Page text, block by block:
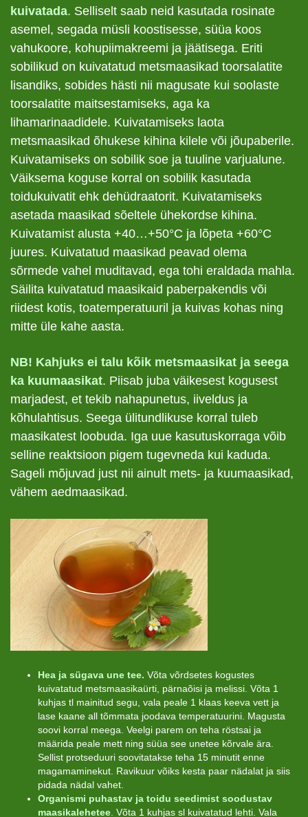
kuivatada. Selliselt saab neid kasutada rosinate
asemel, segada müsli koostisesse, süüa koos
vahukoore, kohupiimakreemi ja jäätisega. Eriti
sobilikud on kuivatatud metsmaasikad toorsalatite
lisandiks, sobides hästi nii magusate kui soolaste
toorsalatite maitsestamiseks, aga ka
lihamarinaadidele. Kuivatamiseks laota
metsmaasikad õhukese kihina kilele või jõupaberile.
Kuivatamiseks on sobilik soe ja tuuline varjualune.
Väiksema koguse korral on sobilik kasutada
toidukuivatit ehk dehüdraatorit. Kuivatamiseks
asetada maasikad sõeltele ühekordse kihina.
Kuivatamist alusta +40…+50°C ja lõpeta +60°C
juures. Kuivatatud maasikad peavad olema
sõrmede vahel muditavad, ega tohi eraldada mahla.
Säilita kuivatatud maasikaid paberpakendis või
riidest kotis, toatemperatuuril ja kuivas kohas ning
mitte üle kahe aasta.
NB! Kahjuks ei talu kõik metsmaasikat ja seega
ka kuumaasikat. Piisab juba väikesest kogusest
marjadest, et tekib nahapunetus, iiveldus ja
kõhulahtisus. Seega ülitundlikuse korral tuleb
maasikatest loobuda. Iga uue kasutuskorraga võib
selline reaktsioon pigem tugevneda kui kaduda.
Sageli mõjuvad just nii ainult mets- ja kuumaasikad,
vähem aedmaasikad.
Hea ja sügava une tee. Võta võrdsetes kogustes
kuivatatud metsmaasikaürti, pärnaõisi ja melissi. Võta 1
kuhjas tl mainitud segu, vala peale 1 klaas keeva vett ja
lase kaane all tõmmata joodava temperatuurini. Magusta
soovi korral meega. Veelgi parem on teha röstsai ja
määrida peale mett ning süüa see unetee kõrvale ära.
Sellist protseduuri soovitatakse teha 15 minutit enne
magamaminekut. Ravikuur võiks kesta paar nädalat ja siis
pidada nädal vahet.
Organismi puhastav ja toidu seedimist soodustav
maasikalehetee. Võta 1 kuhjas sl kuivatatud lehti. Vala